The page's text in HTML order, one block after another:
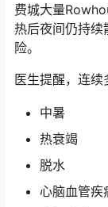
费城大量
热后夜间仍持续
险。
医生提醒，连续
中暑
热衰竭
脱水
心脑血管疾